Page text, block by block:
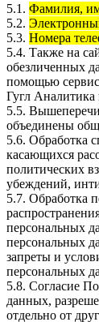
5.1. Фамилия,
5.2.
5.3. Номера
5.4. Также на
обезличенных
помощью
Гугл Аналитика
5.5.
объединены
5.6. Обработка
касающихся
политических
убеждений,
5.7. Обработка
персональных
персональных
запреты и
персональных
5.8. Согласие
данных,
отдельно от